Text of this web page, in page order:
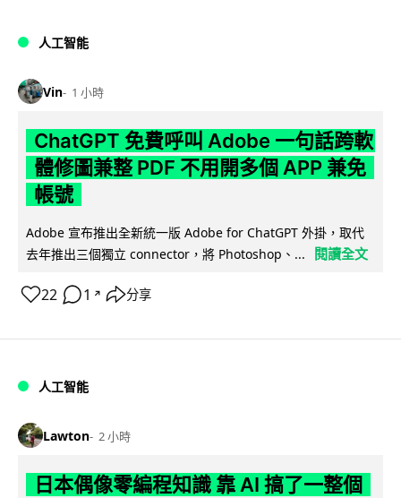
人工智能
Vin 1 小時
ChatGPT 免費呼叫 Adobe 一句話跨軟
體修圖兼整 PDF 不用開多個 APP 兼免
帳號
Adobe 宣布推出全新統一版 Adobe for ChatGPT 外掛，取代
去年推出三個獨立 connector，將 Photoshop、...
閱讀全文
22 1 ↗ 分享
人工智能
Lawton 2 小時
日本偶像零編程知識 靠 AI 搞了一整個